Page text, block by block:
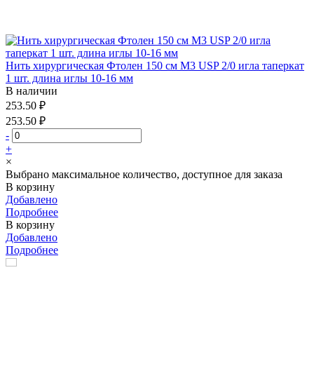
Нить хирургическая Фтолен 150 см М3 USP 2/0 игла таперкат
1 шт. длина иглы 10-16 мм
В наличии
253.50 ₽
253.50 ₽
-
+
×
Выбрано максимальное количество, доступное для заказа
В корзину
Добавлено
Подробнее
В корзину
Добавлено
Подробнее